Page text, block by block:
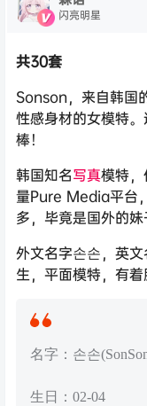
闪亮明星
共30套
Sonson，来自韩国
性感身材的女模特
棒！
韩国知名写真模特
量Pure Media平台
多，毕竟是国外的妹
外文名字손손，英
生，平面模特，有着
名字：손손
生日：02-04